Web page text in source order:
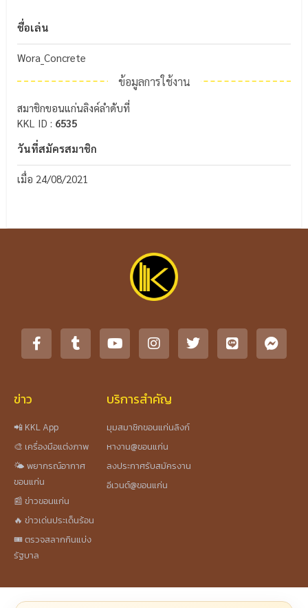
ชื่อเล่น
Wora_Concrete
ข้อมูลการใช้งาน
สมาชิกขอนแก่นลิงค์ลำดับที่
KKL ID : 6535
วันที่สมัครสมาชิก
เมื่อ 24/08/2021
ข่าว
📲 KKL App
🎨 เครื่องมือแต่งภาพ
🌤️ พยากรณ์อากาศ
ขอนแก่น
📰 ข่าวขอนแก่น
🔥 ข่าวเด่นประเด็นร้อน
🎟️ ตรวจสลากกินแบ่ง
รัฐบาล
บริการสำคัญ
มุมสมาชิกขอนแก่นลิงก์
หางาน@ขอนแก่น
ลงประกาศรับสมัครงาน
อีเวนต์@ขอนแก่น